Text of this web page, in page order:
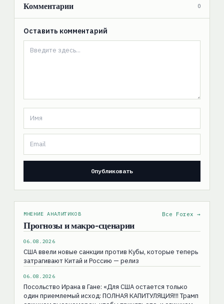
Комментарии 0
Оставить комментарий
МНЕНИЕ АНАЛИТИКОВ
Прогнозы и макро-сценарии
Все Forex →
06.08.2026
США ввели новые санкции против Кубы, которые теперь
затрагивают Китай и Россию — релиз
06.08.2026
Посольство Ирана в Гане: «Для США остаeтся только
один приемлемый исход: ПОЛНАЯ КАПИТУЛЯЦИЯ!!! Трамп